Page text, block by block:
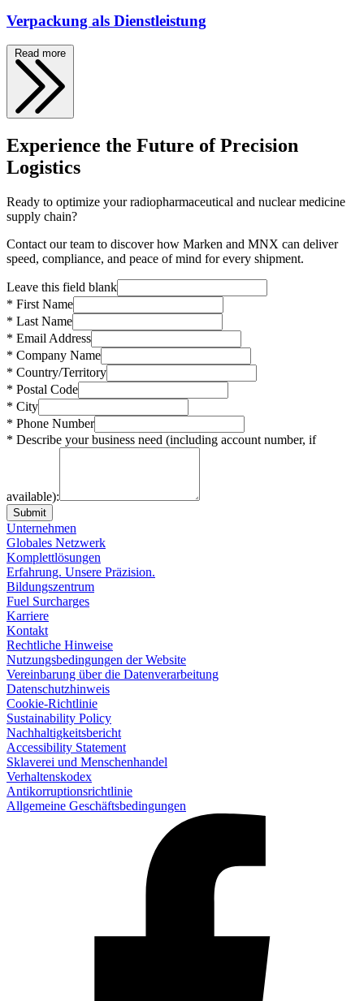
Verpackung als Dienstleistung
Read more
Experience the Future of Precision
Logistics
Ready to optimize your radiopharmaceutical and nuclear medicine
supply chain?
Contact our team to discover how Marken and MNX can deliver
speed, compliance, and peace of mind for every shipment.
Leave this field blank
* First Name
* Last Name
* Email Address
* Company Name
* Country/Territory
* Postal Code
* City
* Phone Number
* Describe your business need (including account number, if
available):
Submit
Unternehmen
Globales Netzwerk
Komplettlösungen
Erfahrung. Unsere Präzision.
Bildungszentrum
Fuel Surcharges
Karriere
Kontakt
Rechtliche Hinweise
Nutzungsbedingungen der Website
Vereinbarung über die Datenverarbeitung
Datenschutzhinweis
Cookie-Richtlinie
Sustainability Policy
Nachhaltigkeitsbericht
Accessibility Statement
Sklaverei und Menschenhandel
Verhaltenskodex
Antikorruptionsrichtlinie
Allgemeine Geschäftsbedingungen